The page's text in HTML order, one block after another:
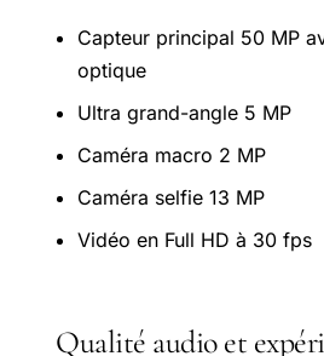
Capteur principal 50 MP
optique
Ultra grand-angle 5 MP
Caméra macro 2 MP
Caméra selfie 13 MP
Vidéo en Full HD à 30 fps
Qualité audio et